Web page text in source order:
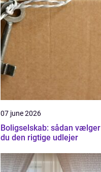
07 june 2026
Boligselskab: sådan vælger
du den rigtige udlejer